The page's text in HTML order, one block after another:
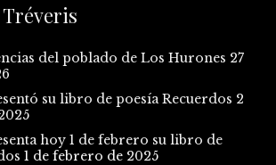
del poblado de Los Hurones 27
su libro de poesía Recuerdos 2
hoy 1 de febrero su libro de
1 de febrero de 2025